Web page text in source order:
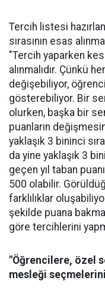
Tercih listesi
sırasının esas
"Tercih yaparken
alınmalıdır. Çünkü
değişebiliyor,
gösterebiliyor. Bir
olurken, başka bir
puanların
yaklaşık 3 bininci
da yine yaklaşık 3
geçen yıl taban
500 olabilir.
farklılıklar
şekilde puana
göre tercihlerini
"Öğrencilere, özel
mesleği